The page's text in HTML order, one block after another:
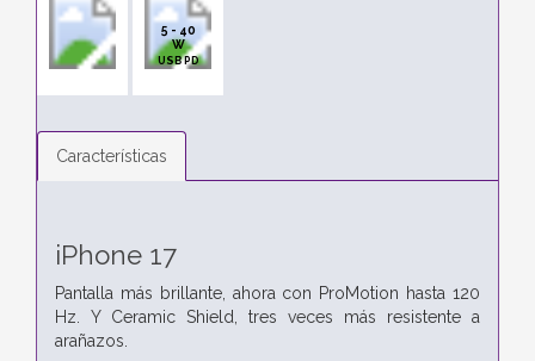
5 - 40
W
USB PD
Características
iPhone 17
Pantalla más brillante, ahora con ProMotion hasta 120
Hz. Y Ceramic Shield, tres veces más resistente a
arañazos.